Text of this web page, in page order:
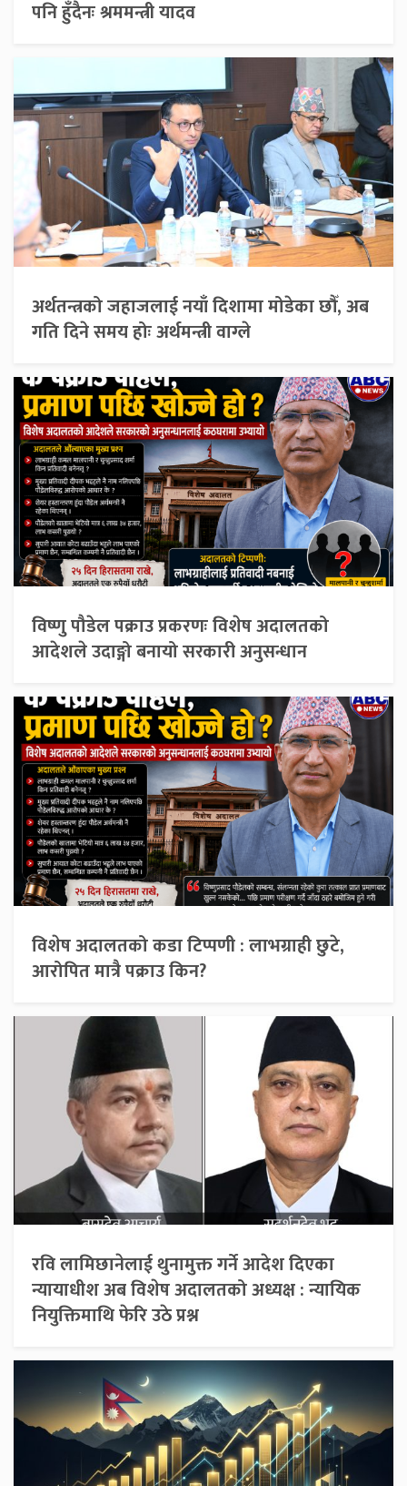
पनि हुँदैनः श्रममन्त्री यादव
अर्थतन्त्रको जहाजलाई नयाँ दिशामा मोडेका छौँ, अब
गति दिने समय होः अर्थमन्त्री वाग्ले
विष्णु पौडेल पक्राउ प्रकरणः विशेष अदालतको
आदेशले उदाङ्गो बनायो सरकारी अनुसन्धान
विशेष अदालतको कडा टिप्पणी : लाभग्राही छुटे,
आरोपित मात्रै पक्राउ किन?
रवि लामिछानेलाई थुनामुक्त गर्ने आदेश दिएका
न्यायाधीश अब विशेष अदालतको अध्यक्ष : न्यायिक
नियुक्तिमाथि फेरि उठे प्रश्न